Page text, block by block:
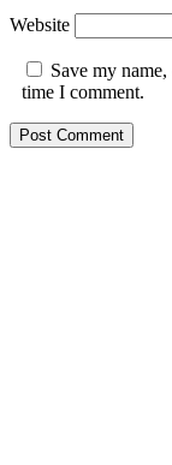
Website
Save my
time I comment.